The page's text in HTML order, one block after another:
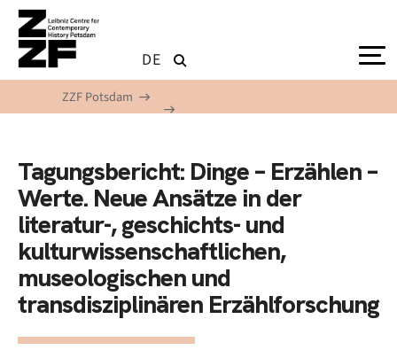
Skip to main content
DE
ZZF Potsdam
Tagungsbericht: Dinge – Erzählen –
Werte. Neue Ansätze in der
literatur-, geschichts- und
kulturwissenschaftlichen,
museologischen und
transdisziplinären Erzählforschung